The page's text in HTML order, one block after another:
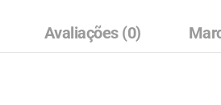
Avaliações (0)